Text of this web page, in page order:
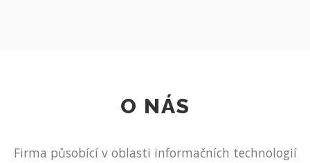
O NÁS
Firma působící v oblasti informačních technologií